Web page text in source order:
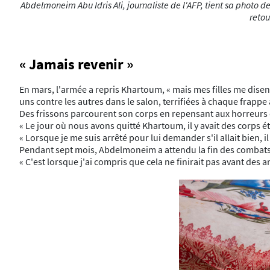
Abdelmoneim Abu Idris Ali, journaliste de l'AFP, tient sa photo
« Jamais revenir »
En mars, l'armée a repris Khartoum, « mais mes filles me
uns contre les autres dans le salon, terrifiées à chaque frappe
Des frissons parcourent son corps en repensant aux
« Le jour où nous avons quitté Khartoum, il y avait des corps
« Lorsque je me suis arrêté pour lui demander s'il allait bien,
Pendant sept mois, Abdelmoneim a attendu la fin des
« C'est lorsque j'ai compris que cela ne finirait pas avant des